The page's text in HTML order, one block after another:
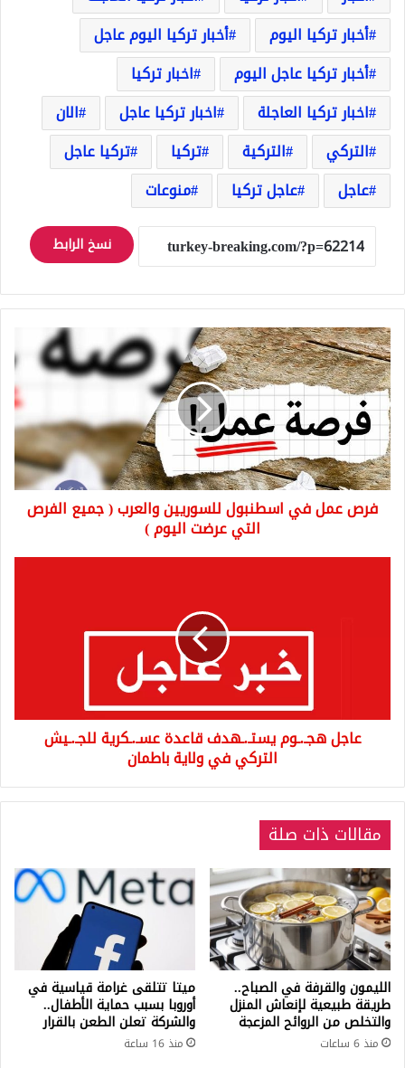
أخبار تركيا اليوم
أخبار تركيا اليوم عاجل
أخبار تركيا عاجل اليوم
اخبار تركيا
اخبار تركيا العاجلة
اخبار تركيا عاجل
الان
التركي
التركية تركيا
تركيا عاجل
عاجل
عاجل تركيا منوعات
نسخ الرابط
فرص
عمل
في
اسطنبول
للسوريين
والعرب
(
جميع
الفرص
التي
عرضت
)
فرص عمل في اسطنبول للسوريين والعرب ( جميع الفرص
التي عرضت اليوم )
ولاية
باطمانعاجل هجـ.ـوم يستـ.ـهدف قاعدة عسـ.ـكرية للجـ.ـيش
التركي في ولاية باطمان
مقالات ذات صلة
الليمون والقرفة في الصباح..
طريقة طبيعية لإنعاش المنزل
والتخلص من الروائح المزعجة
منذ 6 ساعات
ميتا تتلقى غرامة قياسية في
أوروبا بسبب حماية الأطفال..
والشركة تعلن الطعن بالقرار
منذ 16 ساعة